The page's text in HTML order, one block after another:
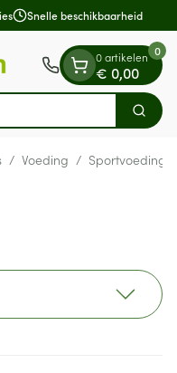
Snelle beschikbaarheid
Zoek
0 artikelen
€ 0,00
0
/ Voeding / Sportvoeding